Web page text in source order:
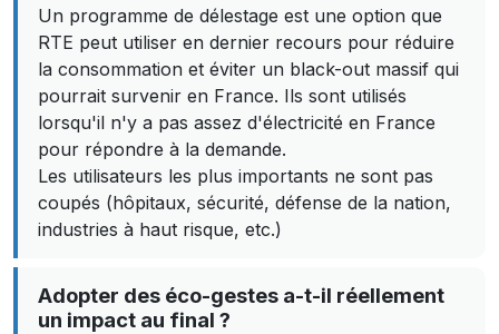
Un programme de délestage est une option que
RTE peut utiliser en dernier recours pour réduire
la consommation et éviter un black-out massif qui
pourrait survenir en France. Ils sont utilisés
lorsqu'il n'y a pas assez d'électricité en France
pour répondre à la demande.
Les utilisateurs les plus importants ne sont pas
coupés (hôpitaux, sécurité, défense de la nation,
industries à haut risque, etc.)
Adopter des éco-gestes a-t-il réellement
un impact au final ?